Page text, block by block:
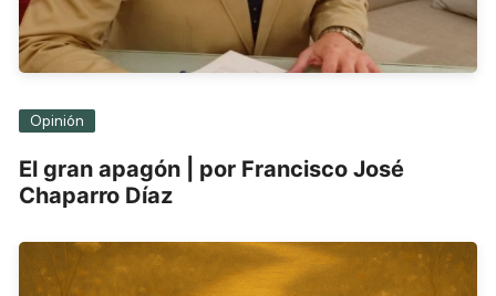
Opinión
El gran apagón | por Francisco José
Chaparro Díaz